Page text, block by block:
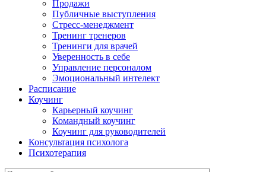
Продажи
Публичные выступления
Стресс-менеджмент
Тренинг тренеров
Тренинги для врачей
Уверенность в себе
Управление персоналом
Эмоциональный интелект
Расписание
Коучинг
Карьерный коучинг
Командный коучинг
Коучинг для руководителей
Консультация психолога
Психотерапия